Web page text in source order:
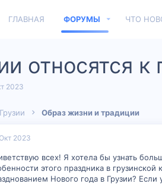
ГЛАВНАЯ ФОРУМЫ ЧТО
относятся
2023
Образ жизни и традиции
2023
всех! Я хотела бы узнать
этого праздника в
Нового года в Грузии?